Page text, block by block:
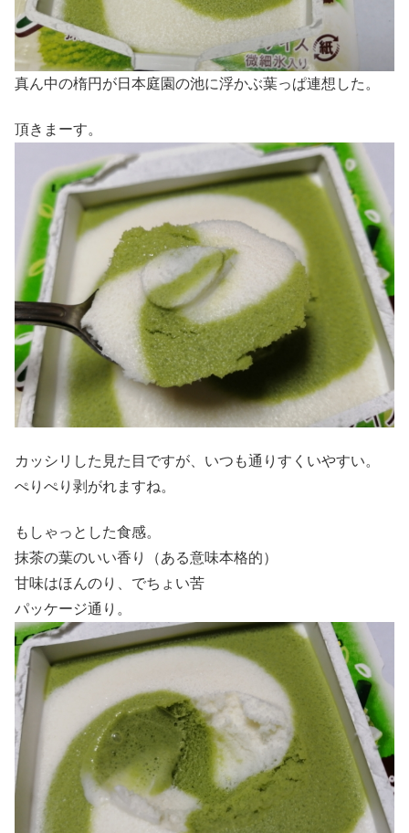
真ん中の楕円が日本庭園の池に浮かぶ葉っぱ連想した。
頂きまーす。
カッシリした見た目ですが、いつも通りすくいやすい。
ぺりぺり剥がれますね。
もしゃっとした食感。
抹茶の葉のいい香り（ある意味本格的）
甘味はほんのり、でちょい苦
パッケージ通り。